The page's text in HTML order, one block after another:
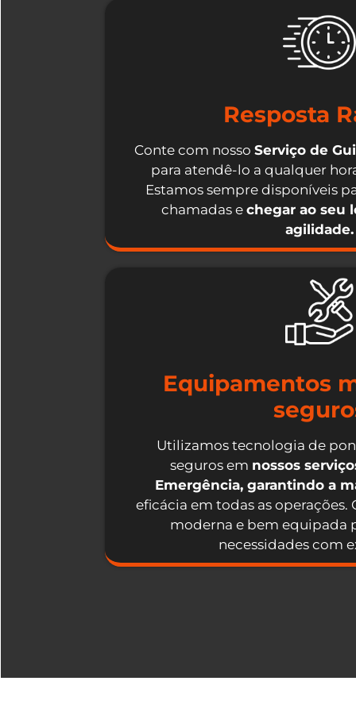
Resposta
Conte com nosso Serviço de
para atendê-lo a qualquer
Estamos sempre disponíveis
chamadas e chegar ao seu
agilidade.
Equipamentos
Utilizamos tecnologia de
seguros em nossos
Emergência, garantindo a
eficácia em todas as operações.
moderna e bem equipada
necessidades com